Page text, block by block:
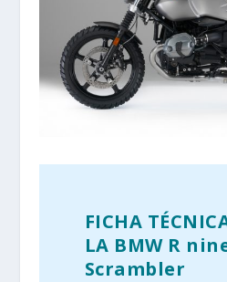
FICHA
LA BMW R
Scrambler